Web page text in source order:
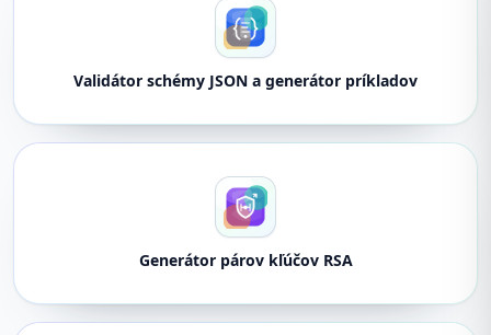
Validátor schémy JSON a generátor príkladov
Generátor párov kľúčov RSA